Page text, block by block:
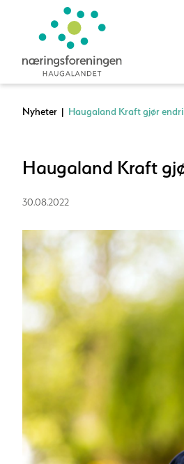
Nyheter | Haugaland Kraft gjør
Haugaland Kraft
30.08.2022